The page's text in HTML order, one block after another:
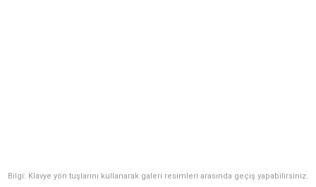
Bilgi: Klavye yön tuşlarını kullanarak galeri resimleri arasında geçiş yapabilirsiniz.